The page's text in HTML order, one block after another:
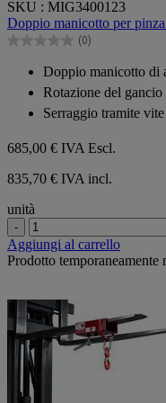
su
5
stelle.
SKU : MIG3400123
Doppio manicotto per
(0)
0.0
stelle.
Doppio manicotto di
Rotazione del gancio
Serraggio tramite vite
685,00 € IVA Escl.
835,70 € IVA incl.
unità
-
Aggiungi al carrello
Prodotto